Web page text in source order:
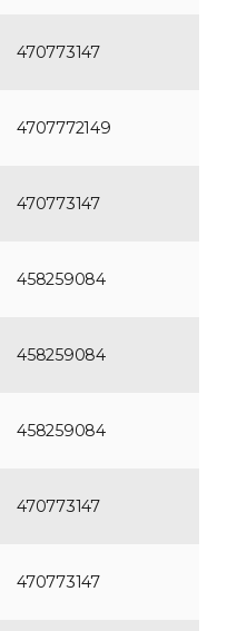
470773147
4707772149
470773147
458259084
458259084
458259084
470773147
470773147